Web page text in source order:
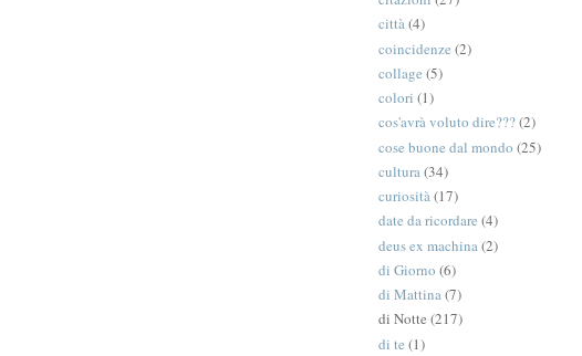
città(4)
coincidenze (2)
collage (5)
colori (1)
cos'avrà voluto dire???(2)
cose buone dal mondo (25)
cultura(34)
curiosità(17)
date da ricordare (4)
deus ex machina(2)
di Giorno (6)
di Mattina(7)
di Notte (217)
di te (1)